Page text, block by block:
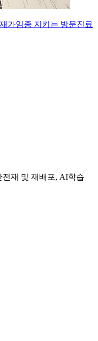
가임종 지키는 방문진료
재 및 재배포, AI학습